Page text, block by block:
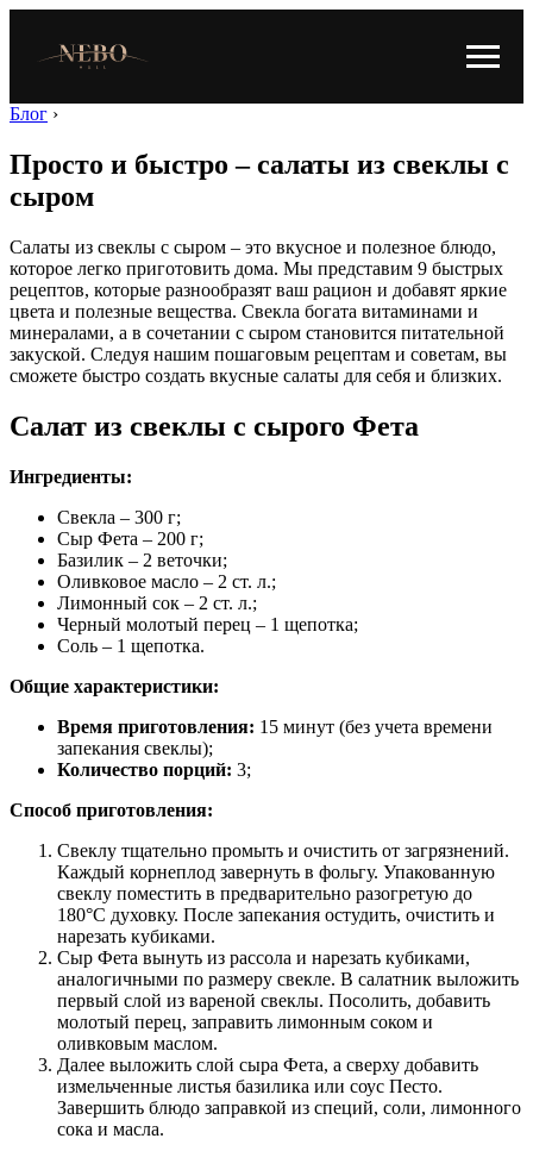
Блог ›
Просто и быстро – салаты из свеклы с
сыром
Салаты из свеклы с сыром – это вкусное и полезное блюдо,
которое легко приготовить дома. Мы представим 9 быстрых
рецептов, которые разнообразят ваш рацион и добавят яркие
цвета и полезные вещества. Свекла богата витаминами и
минералами, а в сочетании с сыром становится питательной
закуской. Следуя нашим пошаговым рецептам и советам, вы
сможете быстро создать вкусные салаты для себя и близких.
Салат из свеклы с сырого Фета
Ингредиенты:
Свекла – 300 г;
Сыр Фета – 200 г;
Базилик – 2 веточки;
Оливковое масло – 2 ст. л.;
Лимонный сок – 2 ст. л.;
Черный молотый перец – 1 щепотка;
Соль – 1 щепотка.
Общие характеристики:
Время приготовления: 15 минут (без учета времени
запекания свеклы);
Количество порций: 3;
Способ приготовления:
Свеклу тщательно промыть и очистить от загрязнений.
Каждый корнеплод завернуть в фольгу. Упакованную
свеклу поместить в предварительно разогретую до
180°C духовку. После запекания остудить, очистить и
нарезать кубиками.
Сыр Фета вынуть из рассола и нарезать кубиками,
аналогичными по размеру свекле. В салатник выложить
первый слой из вареной свеклы. Посолить, добавить
молотый перец, заправить лимонным соком и
оливковым маслом.
Далее выложить слой сыра Фета, а сверху добавить
измельченные листья базилика или соус Песто.
Завершить блюдо заправкой из специй, соли, лимонного
сока и масла.